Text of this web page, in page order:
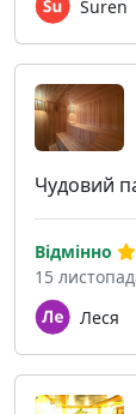
Suren
Чудовий
Леся
Відмінно
15